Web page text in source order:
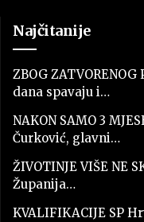
Najčitanije
ZBOG
dana spavaju i…
NAKON SAMO 3
Čurković, glavni…
ŽIVOTINJE VIŠE NE
Županija…
KVALIFIKACIJE SP